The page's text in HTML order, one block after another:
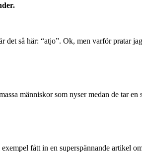
så här: “atjo”. Ok, men varför pratar
människor som nyser medan de tar
fått in en superspännande artikel